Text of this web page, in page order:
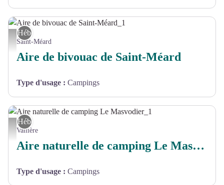
Aire de bivouac de Saint-Méard_1 - Mairie de St Méard
Hébergement
Saint-Méard
Aire de bivouac de Saint-Méard
Type d'usage : Campings
Aire naturelle de camping Le Masvodier_1 - pixabay
Hébergement
Vallière
Aire naturelle de camping Le Masvodier
Type d'usage : Campings